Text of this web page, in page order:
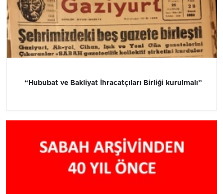
“Hububat ve Bakliyat İhracatçıları Birliği kurulmalı”